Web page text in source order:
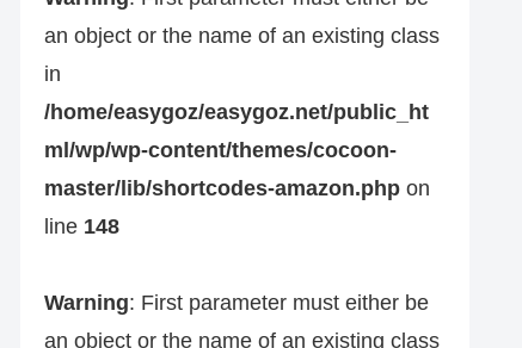
an object or the name of an existing class
in
/home/easygoz/easygoz.net/public_ht
ml/wp/wp-content/themes/cocoon-
master/lib/shortcodes-amazon.php on
line 148
Warning: First parameter must either be
an object or the name of an existing class